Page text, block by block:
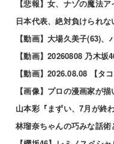
【悲報】女、ナゾの魔法
【動画】20260808 乃木
【画像】プロの漫画家が
山本彩『まずい、7月が終